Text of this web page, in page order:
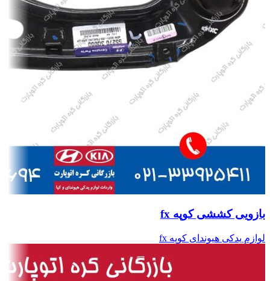
بازویی کششی کوپه fx
لوازم یدکی هیوندای کوپه fx